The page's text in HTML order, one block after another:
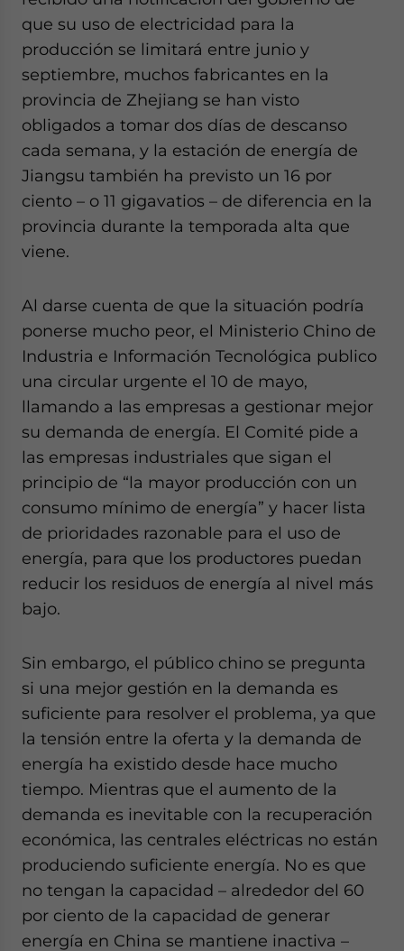
que su uso de electricidad para la
producción se limitará entre junio y
septiembre, muchos fabricantes en la
provincia de Zhejiang se han visto
obligados a tomar dos días de descanso
cada semana, y la estación de energía de
Jiangsu también ha previsto un 16 por
ciento – o 11 gigavatios – de diferencia en la
provincia durante la temporada alta que
viene.
Al darse cuenta de que la situación podría
ponerse mucho peor, el Ministerio Chino de
Industria e Información Tecnológica publico
una circular urgente el 10 de mayo,
llamando a las empresas a gestionar mejor
su demanda de energía. El Comité pide a
las empresas industriales que sigan el
principio de “la mayor producción con un
consumo mínimo de energía” y hacer lista
de prioridades razonable para el uso de
energía, para que los productores puedan
reducir los residuos de energía al nivel más
bajo.
Sin embargo, el público chino se pregunta
si una mejor gestión en la demanda es
suficiente para resolver el problema, ya que
la tensión entre la oferta y la demanda de
energía ha existido desde hace mucho
tiempo. Mientras que el aumento de la
demanda es inevitable con la recuperación
económica, las centrales eléctricas no están
produciendo suficiente energía. No es que
no tengan la capacidad – alrededor del 60
por ciento de la capacidad de generar
energía en China se mantiene inactiva –
for Asia!
- case sensitive